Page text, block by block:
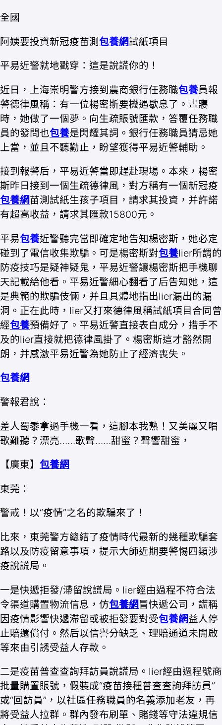
全國
阿姨要投資新冠疫苗測 包養網試紙項目
平易近警就地戳穿：這是說謊你的！
近日，上海崇明警方接到農商銀行任務職包養員報
警德律風稱：有一位楊密斯要機遇歇息了。晝寢
時，她做了一個夢。向生疏賬號匯款，答覆任務職
員的發問也包養是閃耀其詞。銀行任務職員猜忌她
上當，並且不聽勸止，盼望獲得平易近警輔助。
接到報警后，平易近警當即趕赴現場。本來，楊密
斯昨日接到一個生疏德律風，對方稱有一個新冠疫
包養網苗測試紙生孩子項目，請求其投資，并許諾
有超高收益，請求其匯款15800元。
平易包養近警聽完當即確定地告知楊密斯，她必定
碰到了電信收集欺騙。可是楊密斯對包養lier所謂的
防疫技巧是疑神疑鬼，平易近警讓楊密斯把手機聊
天記載給他看。平易近警細心翻看了后告知她，這
是典範的欺騙伎倆，并且具體地指出lier漏出的漏
洞。正在此時，lier又打來德律風稱試紙項目合同曾
經包養預備好了。平易近警直接表白成分，措手不
及的lier直接就把德律風掛了。楊密斯這才豁然開
朗，并感激平易近警為她防止了經濟喪失。
包養網
警報君說：
差人蜀黍拿過手機一看，這腳本我熟！又美麗又唱
歌難聽？漂亮……歌聲……甜蜜？聲響甜蜜，
【廣東】 包養網
東莞：
警戒！以“疫情”之名的欺騙來了！
比來，東莞警方總結了疫情時代最新的幾種欺騙套
路以及防疫留意事項，提示大師近期要警惕四類涉
疫說謊局。
一是快遞拒發/滯留說謊局。lier經由過程不符合法
令渠道購置物流信息，仿包養網 冒快遞公司，謊稱
因疫情影響快遞滯留或被拒發要對受包養網益人停
止賠還償付。然后以信譽分缺乏、理賠通道未開啟
等來由引誘受益人存款。
二是疫苗普查查詢拜訪員說謊局。lier經由過程號商
批量購置賬號，假裝成“疫苗接種普查查詢拜訪員”
或“回訪員”，以社區任務職員的名義添加老友，再
將受益人拉群。群內發布刷單、賭錢等守法違規信